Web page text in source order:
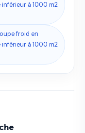
à 1000 m2
froid en
à 1000 m2